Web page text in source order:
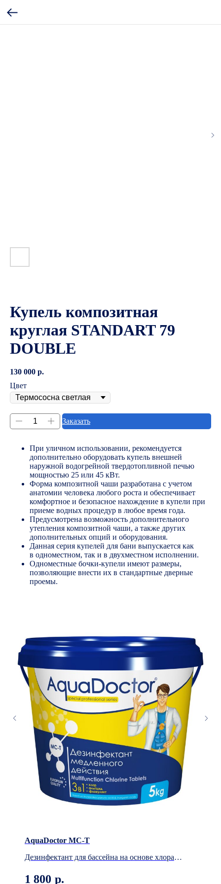
Купель композитная
круглая STANDART 79
DOUBLE
130 000 р.
Цвет
Заказать
При уличном использовании, рекомендуется
дополнительно оборудовать купель внешней
наружной водогрейной твердотопливной печью
мощностью 25 или 45 кВт.
Форма композитной чаши разработана с учетом
анатомии человека любого роста и обеспечивает
комфортное и безопасное нахождение в купели при
приеме водных процедур в любое время года.
Предусмотрена возможность дополнительного
утепления композитной чаши, а также других
дополнительных опций и оборудования.
Данная серия купелей для бани выпускается как
в одноместном, так и в двухместном исполнении.
Одноместные бочки-купели имеют размеры,
позволяющие внести их в стандартные дверные
проемы.
AquaDoctor MC-T
Дезинфектант для бассейна на основе хлора
длительного действия 3в1
1 800 р.